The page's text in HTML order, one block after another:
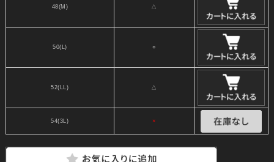
48(M) △
50(L) ○
52(LL) △
54(3L) ×